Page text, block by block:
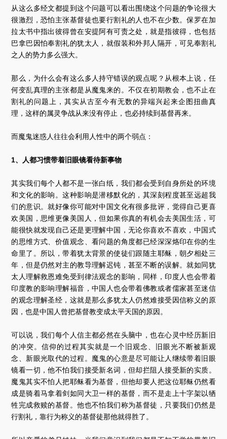
从这么多经文都提到这个问题可以看出围绕这个问题的争论很大
很激烈，恐怕主张基督徒也要行割礼的人也不在少数。保罗在加
拉太书中指出彼得曾在安提阿有可责之处，就是指彼得，也包括
巴拿巴因怕奉割礼的犹太人，就假装和外邦人隔开，可见奉割礼
之人的势力多么强大。
那么，为什么会有这么多人持守错误的观点呢？从根本上说，任
何变乱真理的主张都是从魔鬼来的。不仅在初期教会，也不止在
割礼的问题上，其实从古至今有无数的异端兴起来企图扭曲真
理，这样的属灵争战从来没有停止，也必持续到基督再来。
而魔鬼迷惑人往往会利用人性中的两个弱点：
1、人都习惯带着旧眼镜看待新事物
其实我们每个人都不是一张白纸，我们都会受到自身所处的环境
和文化的影响。这种影响是潜移默化的，其深刻程度甚至远超我
们的意识。就好像你可能对中国文化有很多批评，觉得自己更喜
欢美国，思维更像美国人，但如果你真的有机会去美国生活，可
能很快就发现自己还是更理解中国，无论你喜欢不喜欢，中国式
的思维方式、价值观念、看问题的角度都已经深深烙印在你的生
命里了。所以，带着犹太背景的使徒们跟随主耶稣，朝夕相处三
年，但是仍然对主的教导理解迟钝，甚至不断的误解。就如同犹
太人理解救恩难免受到律法观念的影响，同样，印度人也会带着
印度教的影响理解福音，中国人也会带着佛教或者儒家甚至迷信
的观念理解圣经，这就是那么多犹太人仍然难接受因信称义的原
因，也是中国人曾把基督教变成太平天国的原因。
可以说，我们每个人信主都必然在头脑中，也在心灵中经历新旧
的冲突。信仰的过程其实就是一个旧观念、旧眼光不断被新观
念、新眼光取代的过程。魔鬼的心意是尽可能让人继续带着旧眼
镜看一切，他不怕我们接受新名词，但却拦阻人接受新的实质。
魔鬼其实不怕人把耶稣看为基督，但他却要人把这位耶稣仍然看
成是骑着马拿着剑如同大卫一样的基督，而不是走上十字架以牺
牲完成救赎的基督。他也不怕我们称为基督徒，只要我们仍然是
行割礼，靠行为称义的基督徒那他就得胜了。